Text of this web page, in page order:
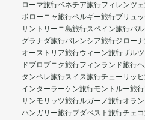
ローマ旅行ベネチア旅行フィレンツ
ボローニャ旅行ベルギー旅行ブリュ
サントリーニ島旅行スペイン旅行バ
グラナダ旅行バレンシア旅行ジロー
オーストリア旅行ウィーン旅行ザル
ドブロブニク旅行フィンランド旅行
タンペレ旅行スイス旅行チューリッ
インターラーケン旅行モントルー旅行
サンモリッツ旅行ルガーノ旅行オラ
ハンガリー旅行ブダペスト旅行チェ